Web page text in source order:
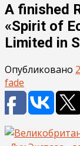
A finished
«Spirit of
Limited in
Опубликовано
fade